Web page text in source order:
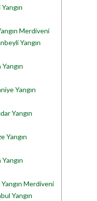
Merdiveni
Yangın
Yangın
Yangın
Yangın
Merdiveni
Yangın